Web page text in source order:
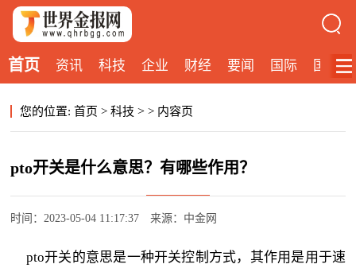
首页 资讯 科技 企业 财经 要闻 国际 国内
您的位置: 首页 > 科技 > > 内容页
pto开关是什么意思？有哪些作用？
时间：2023-05-04 11:17:37 来源：中金网
pto开关的意思是一种开关控制方式，其作用是用于速